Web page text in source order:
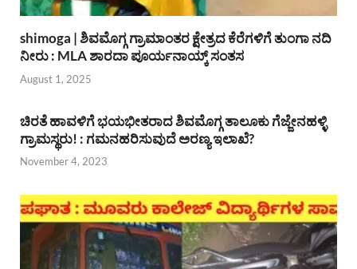
shimoga | ಶಿವಮೊಗ್ಗ ಗ್ರಾಮಾಂತರ ಕ್ಷೇತ್ರದ ಕೆರೆಗಳಿಗೆ ತುಂಗಾ ನದಿ
ನೀರು : MLA ಶಾರದಾ ಪೂರ್ಯನಾಯ್ಕ್ ಸಂತಸ
August 1, 2025
ಚಿರತೆ ಹಾವಳಿಗೆ ಭಯಭೀತರಾದ ಶಿವಮೊಗ್ಗ ತಾಲೂಕು ಗೆಜ್ಜೇನಹಳ್ಳಿ
ಗ್ರಾಮಸ್ಥರು! : ಗಮನಹರಿಸುವುದೆ ಅರಣ್ಯ ಇಲಾಖೆ?
November 4, 2023